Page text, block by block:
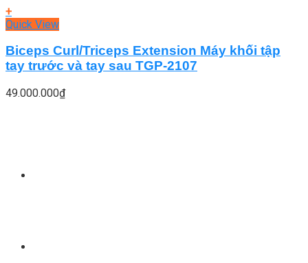
+
Quick View
Biceps Curl/Triceps Extension Máy khối tập
tay trước và tay sau TGP-2107
49.000.000₫